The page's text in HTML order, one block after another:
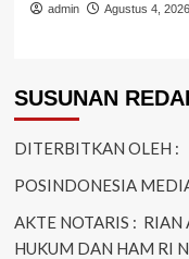
admin Agustus 4, 2026
SUSUNAN
DITERBITKAN OLEH :
POSINDONESIA
AKTE NOTARIS : RIAN
HUKUM DAN HAM RI